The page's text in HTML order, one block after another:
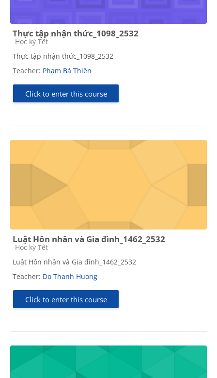
Thực tập nhận thức_1098_2532
Course category
Học kỳ Tết
Thực tập nhận thức_1098_2532
Teacher: Phạm Bá Thiên
Click to enter this course
Luật Hôn nhân và Gia đình_1462_2532
Course category
Học kỳ Tết
Luật Hôn nhân và Gia đình_1462_2532
Teacher: Do Thanh Huong
Click to enter this course